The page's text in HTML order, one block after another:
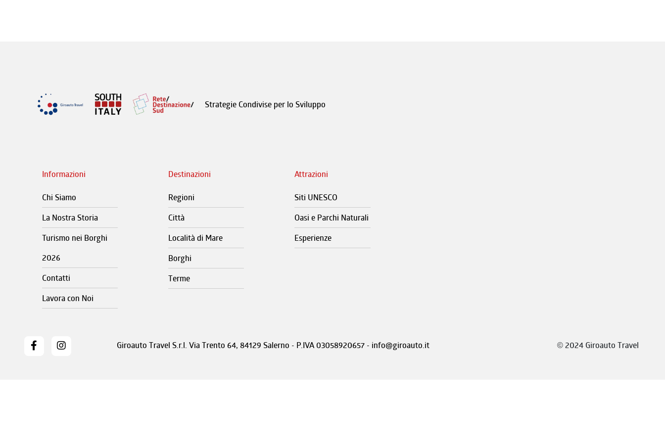
Strategie Condivise per lo Sviluppo
Informazioni
Chi Siamo
La Nostra Storia
Turismo nei Borghi
2026
Contatti
Lavora con Noi
Destinazioni
Regioni
Città
Località di Mare
Borghi
Terme
Attrazioni
Siti UNESCO
Oasi e Parchi Naturali
Esperienze
Giroauto Travel S.r.l. Via Trento 64, 84129 Salerno - P.IVA 03058920657 - info@giroauto.it ©2024 Giroauto Travel